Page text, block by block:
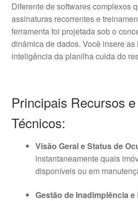
Diferente de softwares complexos
assinaturas recorrentes e
ferramenta foi projetada sob o
dinâmica de dados. Você insere as
inteligência da planilha cuida do
Principais Recursos
Técnicos:
Visão Geral e Status de
instantaneamente quais
disponíveis ou em
Gestão de Inadimplência e